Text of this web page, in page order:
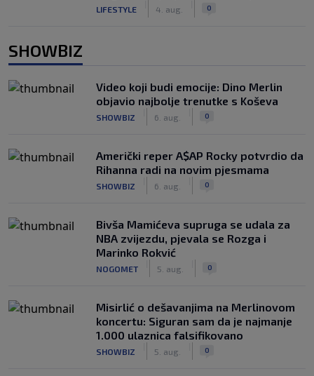
LIFESTYLE 4. aug. 0
SHOWBIZ
Video koji budi emocije: Dino Merlin
objavio najbolje trenutke s Koševa
SHOWBIZ 6. aug. 0
Američki reper A$AP Rocky potvrdio da
Rihanna radi na novim pjesmama
SHOWBIZ 6. aug. 0
Bivša Mamićeva supruga se udala za
NBA zvijezdu, pjevala se Rozga i
Marinko Rokvić
NOGOMET 5. aug. 0
Misirlić o dešavanjima na Merlinovom
koncertu: Siguran sam da je najmanje
1.000 ulaznica falsifikovano
SHOWBIZ 5. aug. 0